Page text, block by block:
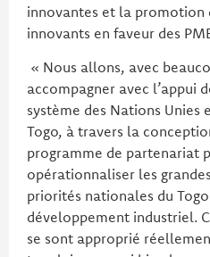
innovantes et la promotion
innovants en faveur des
« Nous allons, avec
accompagner avec l’appui
système des Nations Unies
Togo, à travers la
programme de partenariat
opérationnaliser les
priorités nationales du
développement industriel.
se sont approprié